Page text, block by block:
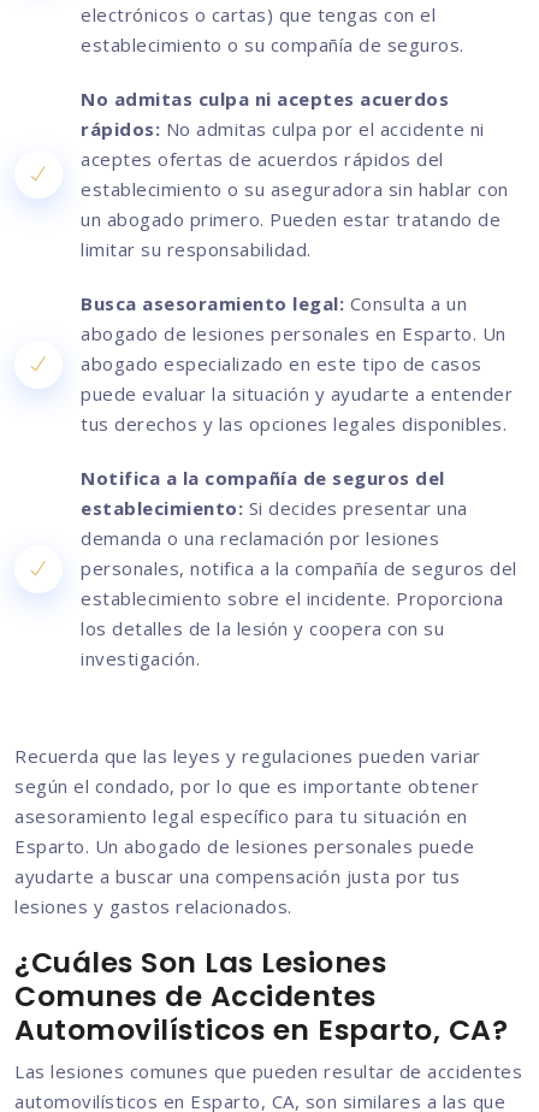
electrónicos o cartas) que tengas con el
establecimiento o su compañía de seguros.
No admitas culpa ni aceptes acuerdos
rápidos: No admitas culpa por el accidente ni
aceptes ofertas de acuerdos rápidos del
establecimiento o su aseguradora sin hablar con
un abogado primero. Pueden estar tratando de
limitar su responsabilidad.
Busca asesoramiento legal: Consulta a un
abogado de lesiones personales en Esparto. Un
abogado especializado en este tipo de casos
puede evaluar la situación y ayudarte a entender
tus derechos y las opciones legales disponibles.
Notifica a la compañía de seguros del
establecimiento: Si decides presentar una
demanda o una reclamación por lesiones
personales, notifica a la compañía de seguros del
establecimiento sobre el incidente. Proporciona
los detalles de la lesión y coopera con su
investigación.
Recuerda que las leyes y regulaciones pueden variar
según el condado, por lo que es importante obtener
asesoramiento legal específico para tu situación en
Esparto. Un abogado de lesiones personales puede
ayudarte a buscar una compensación justa por tus
lesiones y gastos relacionados.
¿Cuáles Son Las Lesiones
Comunes de Accidentes
Automovilísticos en Esparto, CA?
Las lesiones comunes que pueden resultar de accidentes
automovilísticos en Esparto, CA, son similares a las que